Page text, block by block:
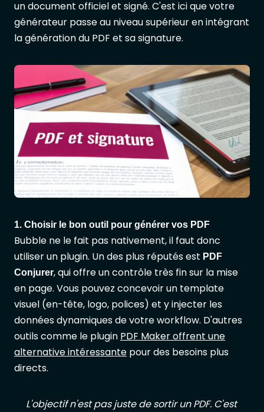
un document officiel et signé. C'est ici que votre
générateur passe au niveau supérieur en intégrant
la génération du PDF et sa signature.
1. Choisir le bon outil pour générer vos PDF
Bubble ne le fait pas nativement, il faut donc
utiliser un plugin. Un des plus réputés est PDF
Conjurer, qui offre un contrôle très fin sur la mise
en page. Vous pouvez concevoir un template
visuel (en-tête, logo, polices) et y injecter les
données dynamiques de votre workflow. D'autres
outils comme le plugin PDF Maker offrent une
alternative intéressante pour des besoins plus
directs.
L'objectif n'est pas juste de sortir un PDF. C'est